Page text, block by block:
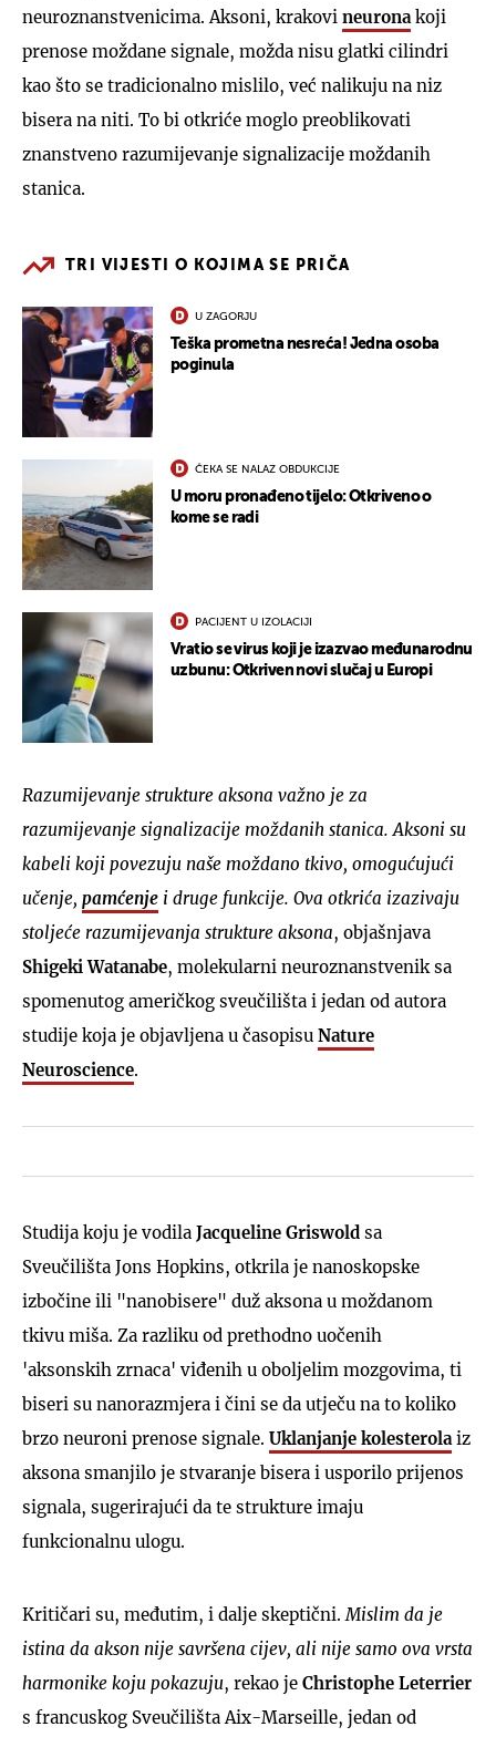
neuroznanstvenicima. Aksoni, krakovi neurona koji
prenose moždane signale, možda nisu glatki cilindri
kao što se tradicionalno mislilo, već nalikuju na niz
bisera na niti. To bi otkriće moglo preoblikovati
znanstveno razumijevanje signalizacije moždanih
stanica.
TRI VIJESTI O KOJIMA SE PRIČA
U ZAGORJU
Teška prometna nesreća! Jedna osoba
poginula
ČEKA SE NALAZ OBDUKCIJE
U moru pronađeno tijelo: Otkriveno o
kome se radi
PACIJENT U IZOLACIJI
Vratio se virus koji je izazvao međunarodnu
uzbunu: Otkriven novi slučaj u Europi
Razumijevanje strukture aksona važno je za
razumijevanje signalizacije moždanih stanica. Aksoni su
kabeli koji povezuju naše moždano tkivo, omogućujući
učenje, pamćenje i druge funkcije. Ova otkrića izazivaju
stoljeće razumijevanja strukture aksona, objašnjava
Shigeki Watanabe, molekularni neuroznanstvenik sa
spomenutog američkog sveučilišta i jedan od autora
studije koja je objavljena u časopisu Nature
Neuroscience.
Studija koju je vodila Jacqueline Griswold sa
Sveučilišta Jons Hopkins, otkrila je nanoskopske
izbočine ili "nanobisere" duž aksona u moždanom
tkivu miša. Za razliku od prethodno uočenih
'aksonskih zrnaca' viđenih u oboljelim mozgovima, ti
biseri su nanorazmjera i čini se da utječu na to koliko
brzo neuroni prenose signale. Uklanjanje kolesterola iz
aksona smanjilo je stvaranje bisera i usporilo prijenos
signala, sugerirajući da te strukture imaju
funkcionalnu ulogu.
Kritičari su, međutim, i dalje skeptični. Mislim da je
istina da akson nije savršena cijev, ali nije samo ova vrsta
harmonike koju pokazuju, rekao je Christophe Leterrier
s francuskog Sveučilišta Aix-Marseille, jedan od